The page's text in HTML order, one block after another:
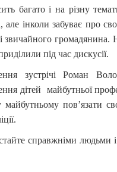
багато і на різну
інколи забуває про
звичайного громадянина.
під час дискусії.
зустрічі Роман
дітей майбутньої
майбутньому пов’язати
справжніми людьми